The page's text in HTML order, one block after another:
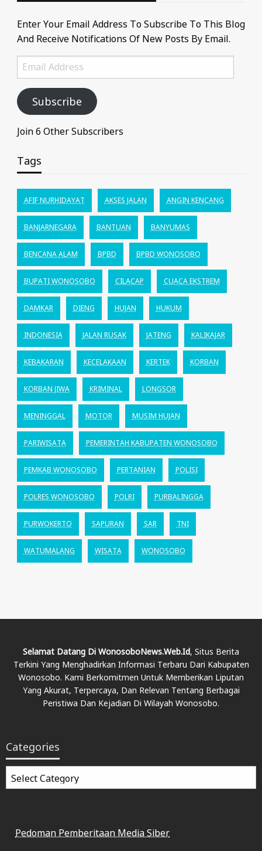
Enter Your Email Address To Subscribe To This Blog
And Receive Notifications Of New Posts By Email.
Email
Address
Subscribe
Join 6 Other Subscribers
Tags
AFIF NURHIDAYAT AKSES JALAN ANGIN KENCANG
BANJARNEGARA BANTUAN BANYUMAS
BENCANA ALAM BPBD BPBD WONOSOBO
BUPATI WONOSOBO CILACAP CUACA EKSTREM
DAMKAR DIENG HUJAN HUKUM
INDONESIA JALAN RUSAK JATENG KALIKAJAR
KEBAKARAN KECELAKAAN KERTEK KORBAN
KORBAN JIWA KRIMINAL LONGSOR
MENINGGAL MOTOR MUSIM HUJAN
PARIWISATA PEMERINTAH KABUPATEN WONOSOBO
PEMKAB WONOSOBO PERTANIAN POLISI
POLRES WONOSOBO POLRI PURBALINGGA
PURWOKERTO SAPURAN SAR TNI
WATUMALANG WISATA WONOSOBO
Selamat Datang Di WonosoboNews.web.id, Situs Berita
Terkini Yang Menghadirkan Informasi Terbaru Dari Kabupaten
Wonosobo. Kami Berkomitmen Untuk Memberikan Liputan
Yang Akurat, Terpercaya, Dan Relevan Tentang Berbagai
Peristiwa Dan Kejadian Di Wilayah Wonosobo.
Categories
Categories
Pedoman Pemberitaan Media Siber